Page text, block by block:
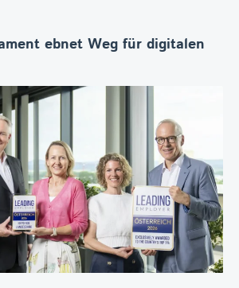
ebnet Weg für digitalen